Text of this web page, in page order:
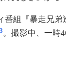
番組『暴走兄
。撮影中、一時